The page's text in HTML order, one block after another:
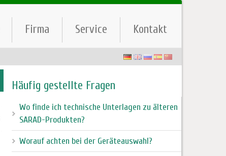
Firma Service Kontakt
Häufig gestellte Fragen
Wo finde ich technische Unterlagen zu älteren
SARAD-Produkten?
Worauf achten bei der Geräteauswahl?